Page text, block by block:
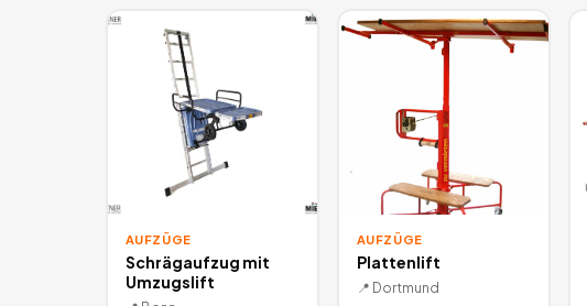
AUFZÜGE
Schrägaufzug mit
Umzugslift
AUFZÜGE
Plattenlift
📍 Dortmund